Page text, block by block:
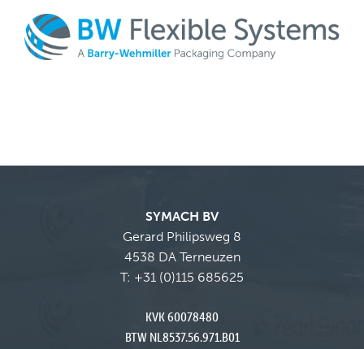
SYMACH BV
Gerard Philipsweg 8
4538 DA Terneuzen
T: +31 (0)115 685625
KVK 60078480
BTW NL8537.56.971.B01